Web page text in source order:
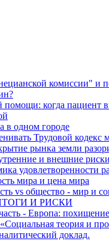
комиссии" и
помощи: когда пациент
в одном городе
Трудовой кодекс
рынка земли
и внешние
удовлетворенности
мира и цена мира
vs общество - мир и
И РИСКИ
- Европа: похищение
теория и
доклад.